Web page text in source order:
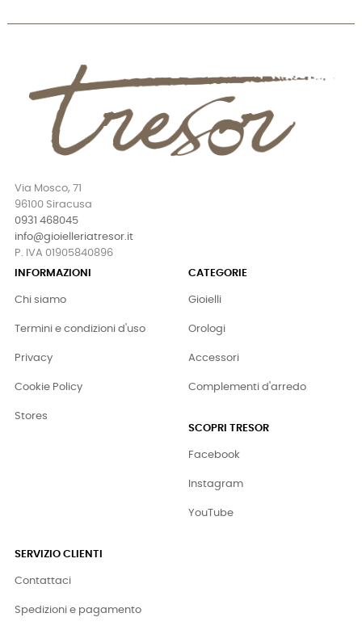
Via Mosco, 71
96100 Siracusa
0931 468045
info@gioielleriatresor.it
P. IVA 01905840896
INFORMAZIONI
Chi siamo
Termini e condizioni d'uso
Privacy
Cookie Policy
Stores
CATEGORIE
Gioielli
Orologi
Accessori
Complementi d'arredo
SCOPRI TRESOR
Facebook
Instagram
YouTube
SERVIZIO CLIENTI
Contattaci
Spedizioni e pagamento